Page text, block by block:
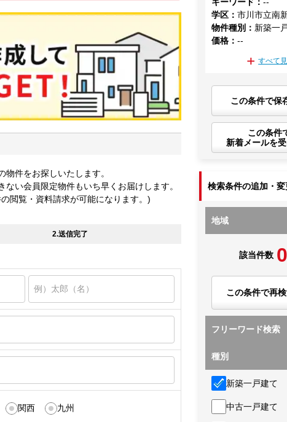
件をお探しいたします。
い会員限定物件もいち早くお届けします。
閲覧・資料請求が可能になります。)
2.送信完了
関西 九州
学区 ：市川市立南
物件種別 ： 新築一
価格 ：--
すべて
この条件で保
この条件
新着メールを
検索条件の追加・変
地域
該当件数 0
この条件で再
フリーワード検索
種別
新築一戸建て
中古一戸建て